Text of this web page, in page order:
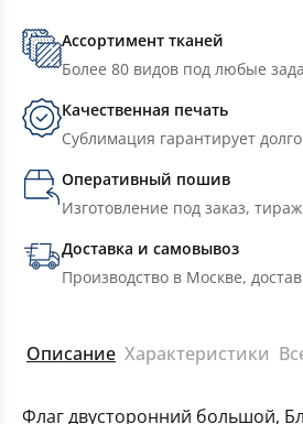
Ассортимент тканей
Более 80 видов под любые
Качественная печать
Сублимация гарантирует
Оперативный пошив
Изготовление под заказ,
Доставка и самовывоз
Производство в Москве,
Описание Характеристики
Флаг двусторонний большой,